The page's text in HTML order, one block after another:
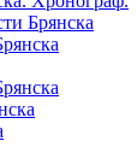
Брянска